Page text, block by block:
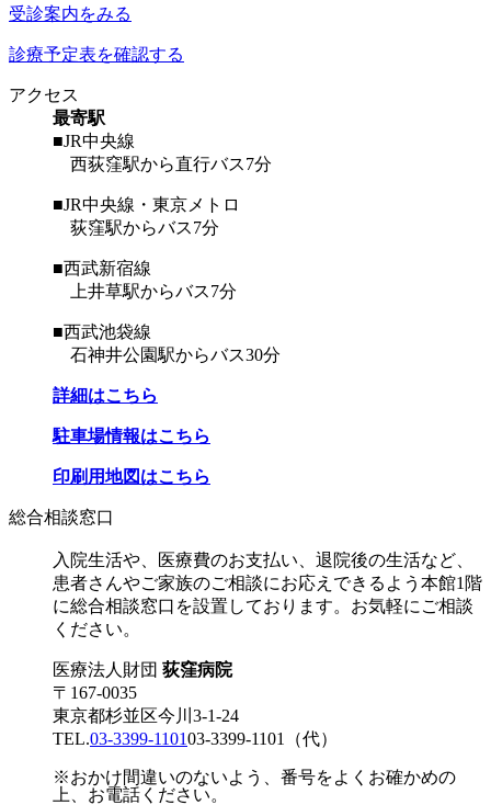
受診案内をみる
診療予定表を確認する
アクセス
最寄駅
■JR中央線
西荻窪駅から直行バス7分
■JR中央線・東京メトロ
荻窪駅からバス7分
■西武新宿線
上井草駅からバス7分
■西武池袋線
石神井公園駅からバス30分
詳細はこちら
駐車場情報はこちら
印刷用地図はこちら
総合相談窓口
入院生活や、医療費のお支払い、退院後の生活など、
患者さんやご家族のご相談にお応えできるよう本館1階
に総合相談窓口を設置しております。お気軽にご相談
ください。
医療法人財団 荻窪病院
〒167-0035
東京都杉並区今川3-1-24
TEL.03-3399-110103-3399-1101 （代）
※おかけ間違いのないよう、番号をよくお確かめの
上、お電話ください。